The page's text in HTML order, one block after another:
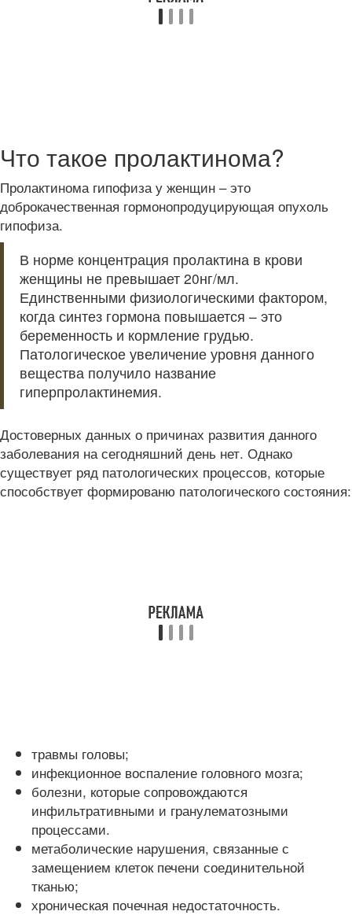
Что такое пролактинома?
Пролактинома гипофиза у женщин – это
доброкачественная гормонопродуцирующая опухоль
гипофиза.
В норме концентрация пролактина в крови
женщины не превышает 20нг/мл.
Единственными физиологическими фактором,
когда синтез гормона повышается – это
беременность и кормление грудью.
Патологическое увеличение уровня данного
вещества получило название
гиперпролактинемия.
Достоверных данных о причинах развития данного
заболевания на сегодняшний день нет. Однако
существует ряд патологических процессов, которые
способствует формированю патологического состояния:
травмы головы;
инфекционное воспаление головного мозга;
болезни, которые сопровождаются
инфильтративными и гранулематозными
процессами.
метаболические нарушения, связанные с
замещением клеток печени соединительной
тканью;
хроническая почечная недостаточность.